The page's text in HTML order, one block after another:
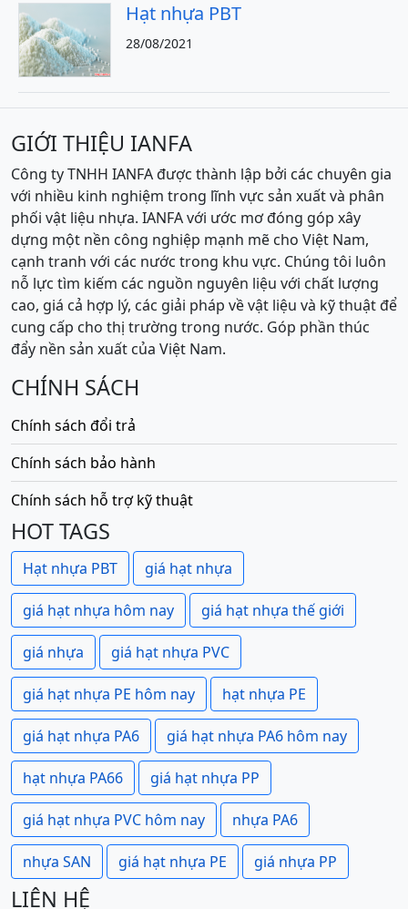
Hạt nhựa PBT
28/08/2021
GIỚI THIỆU IANFA
Công ty TNHH IANFA được thành lập bởi các chuyên gia
với nhiều kinh nghiệm trong lĩnh vực sản xuất và phân
phối vật liệu nhựa. IANFA với ước mơ đóng góp xây
dựng một nền công nghiệp mạnh mẽ cho Việt Nam,
cạnh tranh với các nước trong khu vực. Chúng tôi luôn
nỗ lực tìm kiếm các nguồn nguyên liệu với chất lượng
cao, giá cả hợp lý, các giải pháp về vật liệu và kỹ thuật để
cung cấp cho thị trường trong nước. Góp phần thúc
đẩy nền sản xuất của Việt Nam.
CHÍNH SÁCH
Chính sách đổi trả
Chính sách bảo hành
Chính sách hỗ trợ kỹ thuật
HOT TAGS
Hạt nhựa PBT giá hạt nhựa
giá hạt nhựa hôm nay giá hạt nhựa thế giới
giá nhựa giá hạt nhựa PVC
giá hạt nhựa PE hôm nay hạt nhựa PE
giá hạt nhựa PA6 giá hạt nhựa PA6 hôm nay
hạt nhựa PA66 giá hạt nhựa PP
giá hạt nhựa PVC hôm nay nhựa PA6
nhựa SAN giá hạt nhựa PE giá nhựa PP
LIÊN HỆ